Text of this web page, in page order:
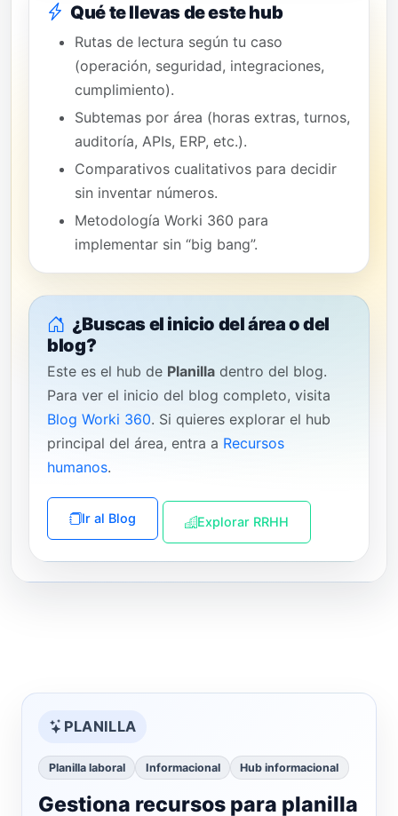
Qué te llevas de este hub
Rutas de lectura según tu caso
(operación, seguridad, integraciones,
cumplimiento).
Subtemas por área (horas extras, turnos,
auditoría, APIs, ERP, etc.).
Comparativos cualitativos para decidir
sin inventar números.
Metodología Worki 360 para
implementar sin “big bang”.
¿Buscas el inicio del área o del
blog?
Este es el hub de Planilla dentro del blog.
Para ver el inicio del blog completo, visita
Blog Worki 360. Si quieres explorar el hub
principal del área, entra a Recursos
humanos.
Ir al Blog Explorar RRHH
PLANILLA
Planilla laboral Informacional Hub informacional
Gestiona recursos para planilla